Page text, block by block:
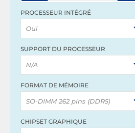
PROCESSEUR INTÉGRÉ
Oui
SUPPORT DU PROCESSEUR
N/A
FORMAT DE MÉMOIRE
SO-DIMM 262 pins (DDR5)
CHIPSET GRAPHIQUE